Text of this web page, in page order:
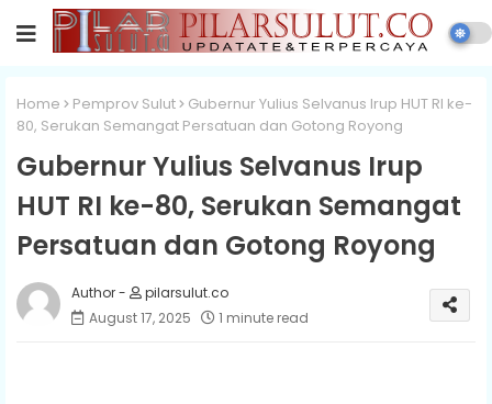
Home Pemprov Sulut
Gubernur Yulius Selvanus Irup HUT RI ke-
80, Serukan Semangat Persatuan dan Gotong Royong
Gubernur Yulius Selvanus Irup
HUT RI ke-80, Serukan Semangat
Persatuan dan Gotong Royong
pilarsulut.co
August 17, 2025
1 minute read